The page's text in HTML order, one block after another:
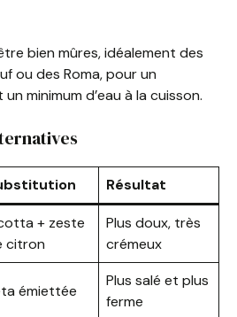
bien mûres, idéalement des
des Roma, pour un
minimum d’eau à la cuisson.
Résultat
+ zeste
citron
Plus doux, très
crémeux
émiettée
Plus salé et plus
ferme